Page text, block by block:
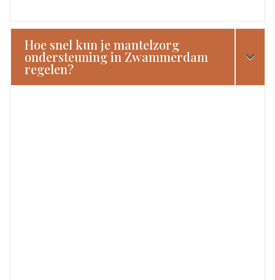
Hoe snel kun je mantelzorg
ondersteuning in Zwammerdam
regelen?